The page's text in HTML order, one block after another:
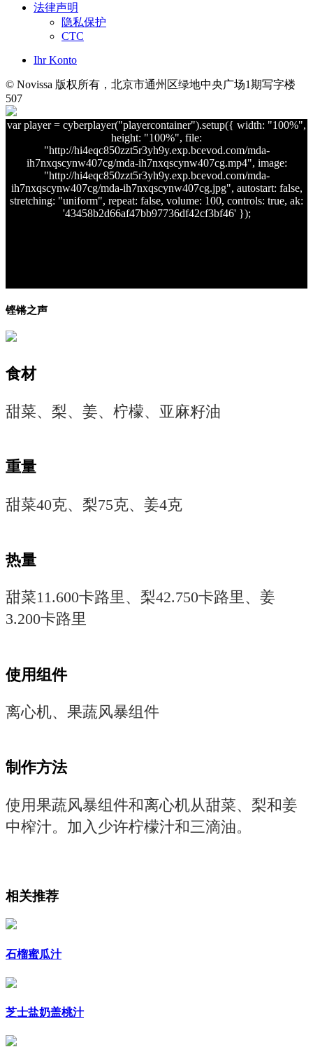
法律声明
隐私保护
CTC
Ihr Konto
© Novissa 版权所有，北京市通州区绿地中央广场1期写字楼
507
var player = cyberplayer("playercontainer").setup({ width: "100%",
height: "100%", file:
"http://hi4eqc850zzt5r3yh9y.exp.bcevod.com/mda-
ih7nxqscynw407cg/mda-ih7nxqscynw407cg.mp4", image:
"http://hi4eqc850zzt5r3yh9y.exp.bcevod.com/mda-
ih7nxqscynw407cg/mda-ih7nxqscynw407cg.jpg", autostart: false,
stretching: "uniform", repeat: false, volume: 100, controls: true, ak:
'43458b2d66af47bb97736df42cf3bf46' });
铿锵之声
食材
甜菜、梨、姜、柠檬、亚麻籽油
重量
甜菜40克、梨75克、姜4克
热量
甜菜11.600卡路里、梨42.750卡路里、姜
3.200卡路里
使用组件
离心机、果蔬风暴组件
制作方法
使用果蔬风暴组件和离心机从甜菜、梨和姜
中榨汁。加入少许柠檬汁和三滴油。
相关推荐
石榴蜜瓜汁
芝士盐奶盖桃汁